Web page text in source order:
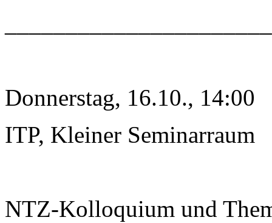
Donnerstag, 16.10., 14:00
ITP, Kleiner Seminarraum
NTZ-Kolloquium und